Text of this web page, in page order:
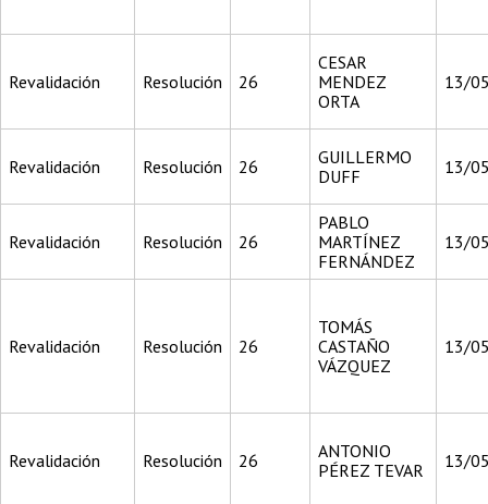
Revalidación Resolución 26
CESAR
MENDEZ
ORTA
13/
Revalidación Resolución 26
GUILLERMO
DUFF
13/
Revalidación Resolución 26
PABLO
MARTÍNEZ
FERNÁNDEZ
13/
Revalidación Resolución 26
TOMÁS
CASTAÑO
VÁZQUEZ
13/
Revalidación Resolución 26
ANTONIO
PÉREZ TEVAR
13/